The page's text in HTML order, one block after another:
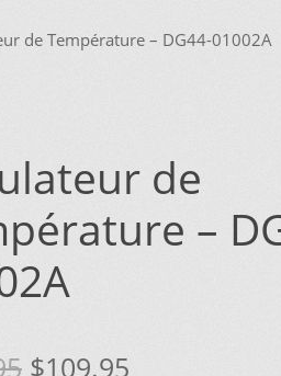
OU LA CUEILLETTE
de Température – DG44-01002A
de
–
Le
$109.95Le